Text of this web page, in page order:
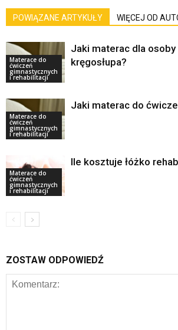
POWIĄZANE ARTYKUŁY WIĘCEJ OD
Materace do
ćwiczeń
gimnastycznych
i rehabilitacji
Jaki materac dla
kręgosłupa?
Materace do
ćwiczeń
gimnastycznych
i rehabilitacji
Jaki materac do
Materace do
ćwiczeń
gimnastycznych
i rehabilitacji
Ile kosztuje łóżko
ZOSTAW ODPOWIEDŹ